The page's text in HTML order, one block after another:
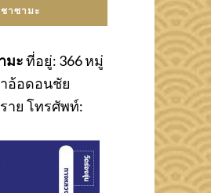
าซามะ
มะที่อยู่: 366 หมู่
อ้อดอนชัย
าย โทรศัพท์: